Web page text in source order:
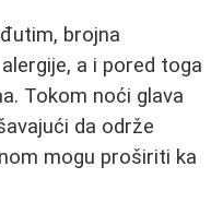
brojna
a i pored toga
Tokom noći glava
da održe
mogu proširiti ka